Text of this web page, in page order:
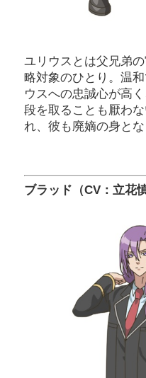
ユリウスとは父兄弟
略対象のひとり。温
ウスへの忠誠心が高
段を取ることも厭わ
れ、彼も廃嫡の身とな
ブラッド（CV：立花